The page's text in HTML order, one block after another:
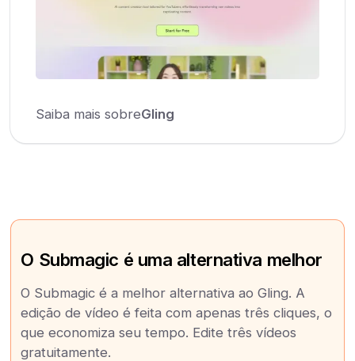
Saiba mais sobreGling
O Submagic é uma alternativa melhor
O Submagic é a melhor alternativa ao Gling. A
edição de vídeo é feita com apenas três cliques, o
que economiza seu tempo. Edite três vídeos
gratuitamente.